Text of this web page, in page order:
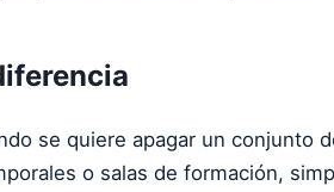
se quiere apagar un conjunto
o salas de formación,